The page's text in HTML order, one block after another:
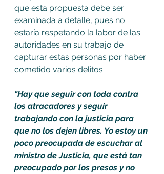
que esta propuesta debe ser
examinada a detalle, pues no
estaría respetando la labor de las
autoridades en su trabajo de
capturar estas personas por haber
cometido varios delitos.
"Hay que seguir con toda contra
los atracadores y seguir
trabajando con la justicia para
que no los dejen libres. Yo estoy un
poco preocupada de escuchar al
ministro de Justicia, que está tan
preocupado por los presos y no